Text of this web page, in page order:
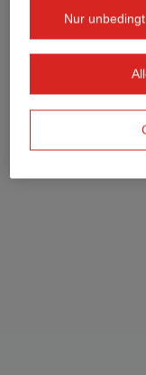
Nur